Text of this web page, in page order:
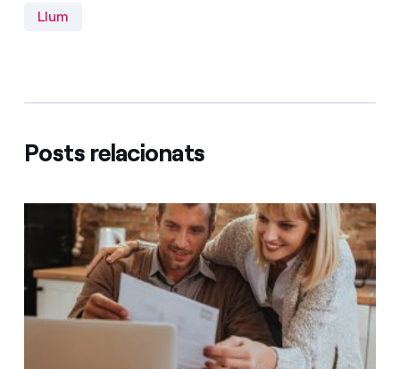
Llum
Posts relacionats